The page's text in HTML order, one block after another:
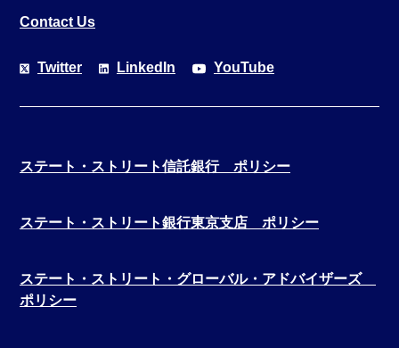
Contact Us
Twitter LinkedIn YouTube
ステート・ストリート信託銀行 ポリシー
ステート・ストリート銀行東京支店 ポリシー
ステート・ストリート・グローバル・アドバイザーズ
ポリシー